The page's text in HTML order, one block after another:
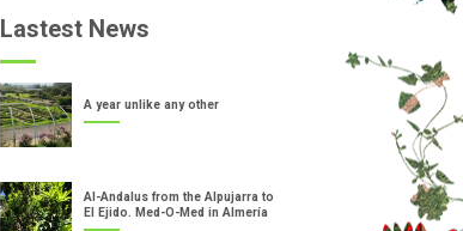
Lastest News
A year unlike any other
Al-Andalus from the Alpujarra to
El Ejido. Med-O-Med in Almería